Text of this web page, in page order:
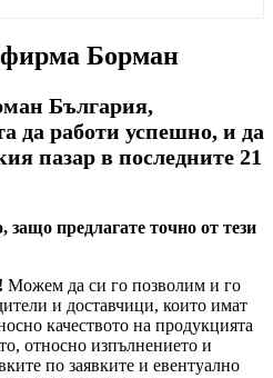
Борман
България,
да работи успешно, и да
пазар в последните 21
предлагате точно от тези
Можем да си го позволим и го
и доставчици, които имат
качеството на продукцията
относно изпълнението и
по заявките и евентуално